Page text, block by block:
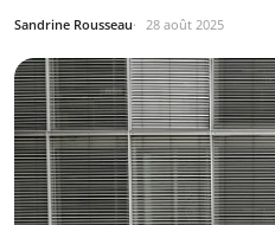
Sandrine Rousseau 28 août 2025